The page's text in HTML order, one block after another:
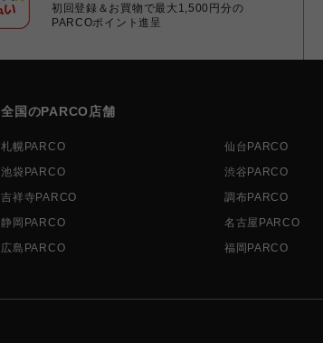
初回登録＆お買物で最大1,500円分の
PARCOポイント進呈
全国のPARCO店舗
札幌PARCO 仙台PARCO
池袋PARCO
渋谷PARCO
吉祥寺PARCO
調布PARCO
静岡PARCO
名古屋PARCO
広島PARCO
福岡PARCO